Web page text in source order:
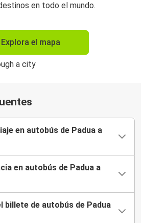
en todo el mundo.
Explora el mapa
en autobús de Padua a
en autobús de Padua a
billete de autobús de Padua